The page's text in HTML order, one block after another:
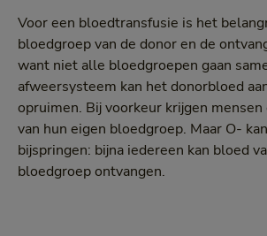
Voor een bloedtransfusie is het
bloedgroep van de donor en de
want niet alle bloedgroepen gaan
afweersysteem kan het donorbloed
opruimen. Bij voorkeur krijgen mensen
van hun eigen bloedgroep. Maar O-
bijspringen: bijna iedereen kan bloed
bloedgroep ontvangen.